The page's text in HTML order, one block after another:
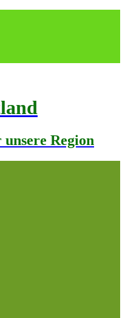
Region